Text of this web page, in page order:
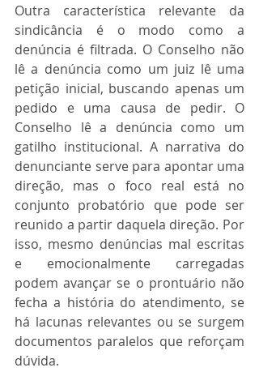
Outra característica relevante da
sindicância é o modo como a
denúncia é filtrada. O Conselho não
lê a denúncia como um juiz lê uma
petição inicial, buscando apenas um
pedido e uma causa de pedir. O
Conselho lê a denúncia como um
gatilho institucional. A narrativa do
denunciante serve para apontar uma
direção, mas o foco real está no
conjunto probatório que pode ser
reunido a partir daquela direção. Por
isso, mesmo denúncias mal escritas
e emocionalmente carregadas
podem avançar se o prontuário não
fecha a história do atendimento, se
há lacunas relevantes ou se surgem
documentos paralelos que reforçam
dúvida.